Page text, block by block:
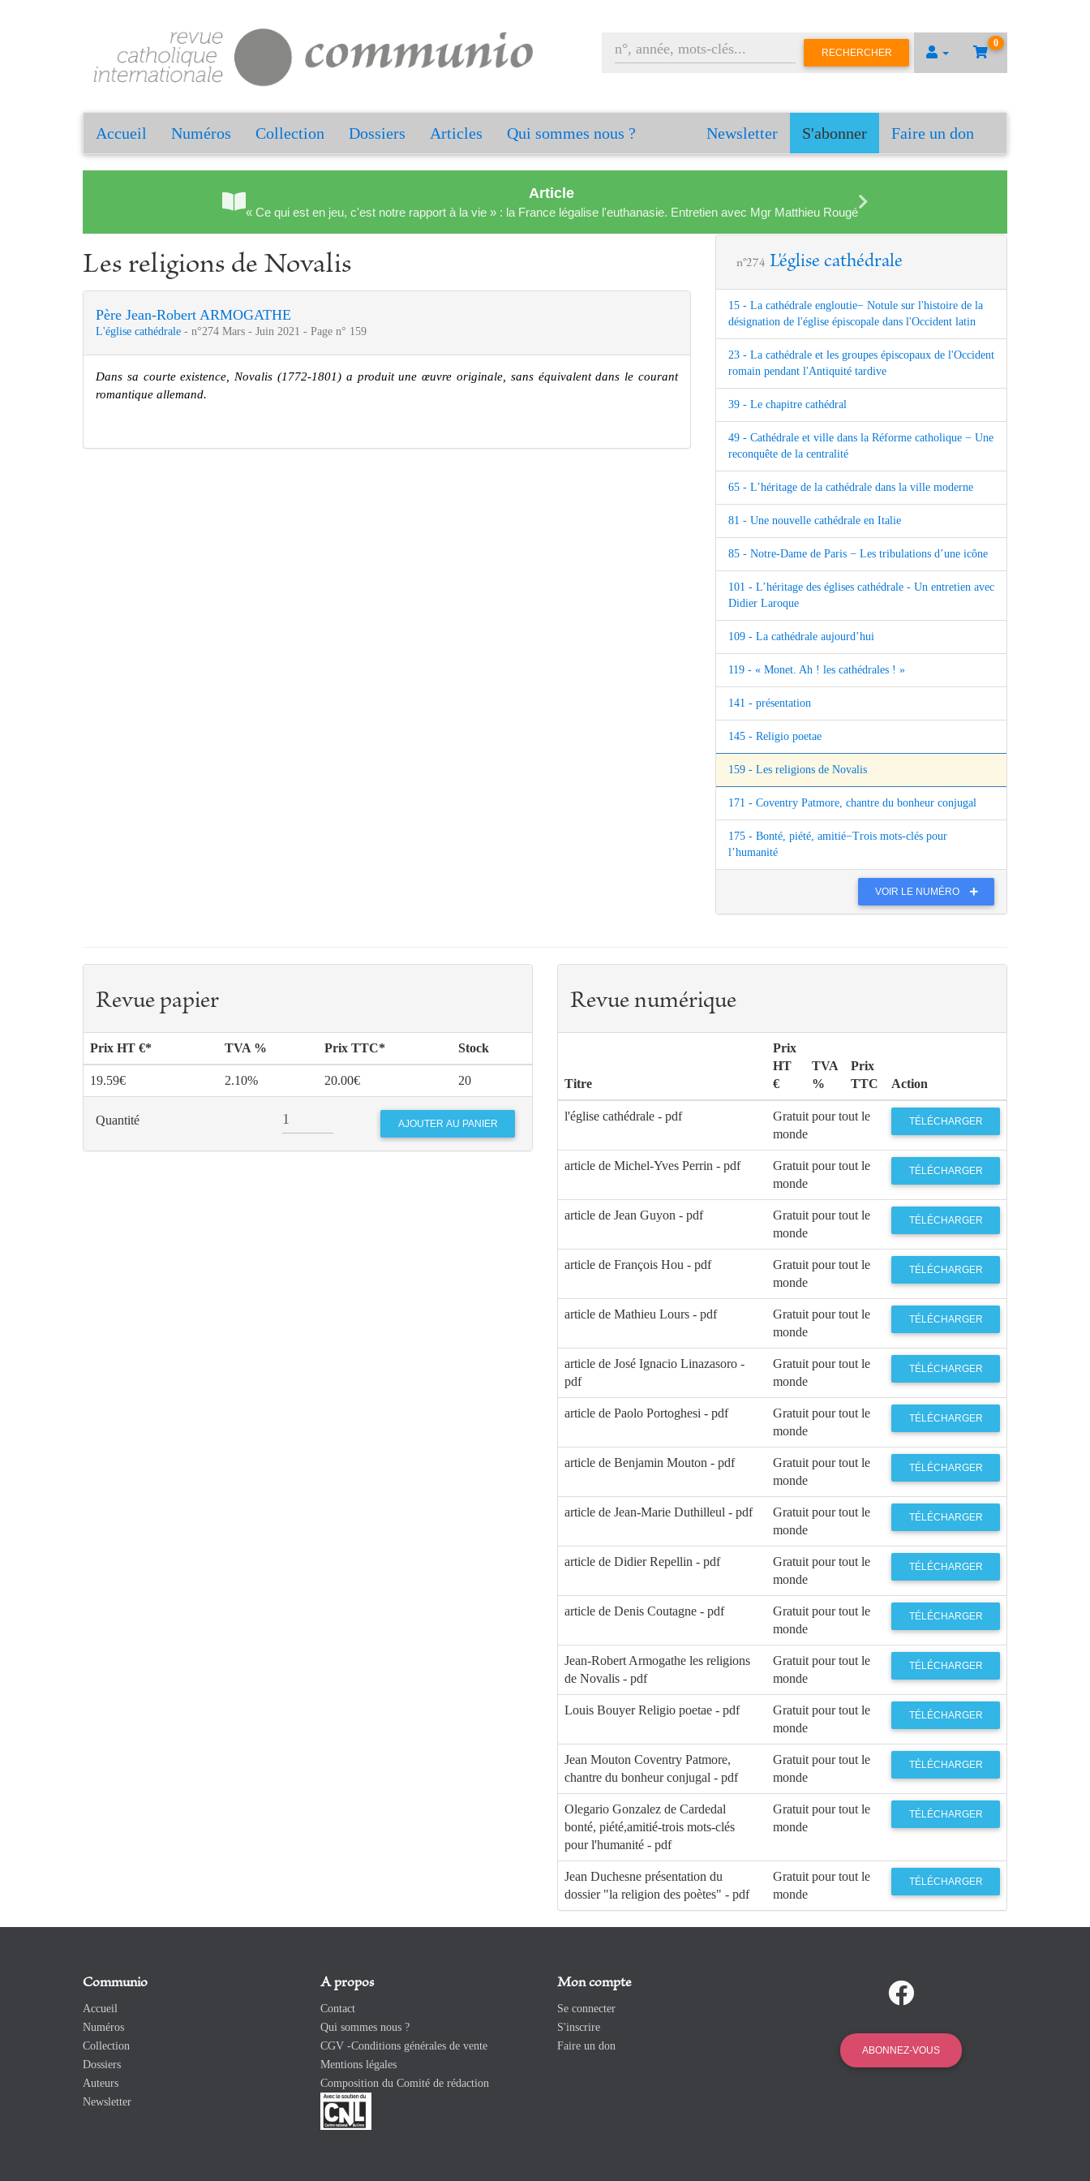
0
RECHERCHER
Accueil Numéros Collection Dossiers Articles Qui sommes nous ? Newsletter S'abonner Faire un don
Article
« Ce qui est en jeu, c'est notre rapport à la vie » : la France légalise l'euthanasie. Entretien avec Mgr Matthieu Rougé
Les religions de Novalis
Père Jean-Robert ARMOGATHE
L'église cathédrale - n°274 Mars - Juin 2021 - Page n° 159
Dans sa courte existence, Novalis (1772-1801) a produit une œuvre originale, sans équivalent dans le courant
romantique allemand.
n°274 L'église cathédrale
15 - La cathédrale engloutie− Notule sur l'histoire de la
désignation de l'église épiscopale dans l'Occident latin
23 - La cathédrale et les groupes épiscopaux de l'Occident
romain pendant l'Antiquité tardive
39 - Le chapitre cathédral
49 - Cathédrale et ville dans la Réforme catholique − Une
reconquête de la centralité
65 - L’héritage de la cathédrale dans la ville moderne
81 - Une nouvelle cathédrale en Italie
85 - Notre-Dame de Paris − Les tribulations d’une icône
101 - L’héritage des églises cathédrale - Un entretien avec
Didier Laroque
109 - La cathédrale aujourd’hui
119 - « Monet. Ah ! les cathédrales ! »
141 - présentation
145 - Religio poetae
159 - Les religions de Novalis
171 - Coventry Patmore, chantre du bonheur conjugal
175 - Bonté, piété, amitié−Trois mots-clés pour
l’humanité
VOIR LE NUMÉRO
Revue papier
Prix HT €* TVA % Prix TTC* Stock
19.59€ 2.10% 20.00€ 20
Quantité
Revue numérique
Titre
Prix
HT
€
TVA
%
Prix
TTC
Action
l'église cathédrale - pdf
Gratuit pour tout le
monde
TÉLÉCHARGER
article de Michel-Yves Perrin - pdf
Gratuit pour tout le
monde
TÉLÉCHARGER
article de Jean Guyon - pdf
Gratuit pour tout le
monde
TÉLÉCHARGER
article de François Hou - pdf
Gratuit pour tout le
monde
TÉLÉCHARGER
article de Mathieu Lours - pdf
Gratuit pour tout le
monde
TÉLÉCHARGER
article de José Ignacio Linazasoro -
pdf
Gratuit pour tout le
monde
TÉLÉCHARGER
article de Paolo Portoghesi - pdf
Gratuit pour tout le
monde
TÉLÉCHARGER
article de Benjamin Mouton - pdf
Gratuit pour tout le
monde
TÉLÉCHARGER
article de Jean-Marie Duthilleul - pdf
Gratuit pour tout le
monde
TÉLÉCHARGER
article de Didier Repellin - pdf
Gratuit pour tout le
monde
TÉLÉCHARGER
article de Denis Coutagne - pdf
Gratuit pour tout le
monde
TÉLÉCHARGER
Jean-Robert Armogathe les religions
de Novalis - pdf
Gratuit pour tout le
monde
TÉLÉCHARGER
Louis Bouyer Religio poetae - pdf
Gratuit pour tout le
monde
TÉLÉCHARGER
Jean Mouton Coventry Patmore,
chantre du bonheur conjugal - pdf
Gratuit pour tout le
monde
TÉLÉCHARGER
Olegario Gonzalez de Cardedal
bonté, piété,amitié-trois mots-clés
pour l'humanité - pdf
Gratuit pour tout le
monde
TÉLÉCHARGER
Jean Duchesne présentation du
dossier "la religion des poètes" - pdf
Gratuit pour tout le
monde
TÉLÉCHARGER
Communio
Accueil
Numéros
Collection
Dossiers
Auteurs
Newsletter
A propos
Contact
Qui sommes nous ?
CGV -Conditions générales de vente
Mentions légales
Composition du Comité de rédaction
Mon compte
Se connecter
S'inscrire
Faire un don
ABONNEZ-VOUS